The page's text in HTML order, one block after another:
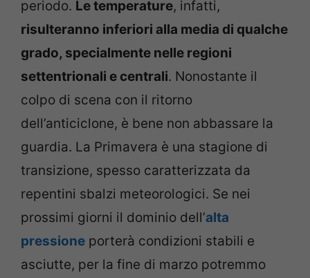
periodo. Le temperature, infatti,
risulteranno inferiori alla media di qualche
grado, specialmente nelle regioni
settentrionali e centrali. Nonostante il
colpo di scena con il ritorno
dell’anticiclone, è bene non abbassare la
guardia. La Primavera è una stagione di
transizione, spesso caratterizzata da
repentini sbalzi meteorologici. Se nei
prossimi giorni il dominio dell’alta
pressione porterà condizioni stabili e
asciutte, per la fine di marzo potremmo